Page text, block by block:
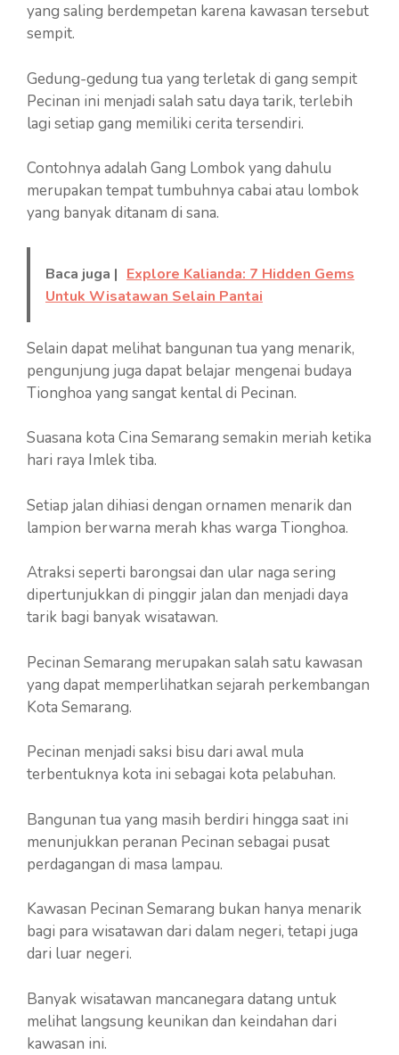
yang saling berdempetan karena kawasan tersebut
sempit.
Gedung-gedung tua yang terletak di gang sempit
Pecinan ini menjadi salah satu daya tarik, terlebih
lagi setiap gang memiliki cerita tersendiri.
Contohnya adalah Gang Lombok yang dahulu
merupakan tempat tumbuhnya cabai atau lombok
yang banyak ditanam di sana.
Baca juga | Explore Kalianda: 7 Hidden Gems
Untuk Wisatawan Selain Pantai
Selain dapat melihat bangunan tua yang menarik,
pengunjung juga dapat belajar mengenai budaya
Tionghoa yang sangat kental di Pecinan.
Suasana kota Cina Semarang semakin meriah ketika
hari raya Imlek tiba.
Setiap jalan dihiasi dengan ornamen menarik dan
lampion berwarna merah khas warga Tionghoa.
Atraksi seperti barongsai dan ular naga sering
dipertunjukkan di pinggir jalan dan menjadi daya
tarik bagi banyak wisatawan.
Pecinan Semarang merupakan salah satu kawasan
yang dapat memperlihatkan sejarah perkembangan
Kota Semarang.
Pecinan menjadi saksi bisu dari awal mula
terbentuknya kota ini sebagai kota pelabuhan.
Bangunan tua yang masih berdiri hingga saat ini
menunjukkan peranan Pecinan sebagai pusat
perdagangan di masa lampau.
Kawasan Pecinan Semarang bukan hanya menarik
bagi para wisatawan dari dalam negeri, tetapi juga
dari luar negeri.
Banyak wisatawan mancanegara datang untuk
melihat langsung keunikan dan keindahan dari
kawasan ini.